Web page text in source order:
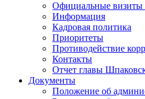
Официальные визиты
Информация
Кадровая политика
Приоритеты
Противодействие
Контакты
Отчет главы
Документы
Положение об